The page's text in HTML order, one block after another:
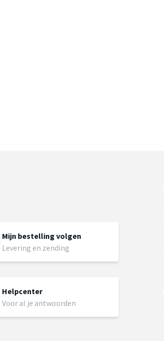
Mijn bestelling volgen
Levering en zending
Helpcenter
Voor al je antwoorden